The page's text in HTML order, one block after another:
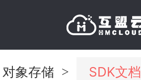
对象存储 >
SDK文档